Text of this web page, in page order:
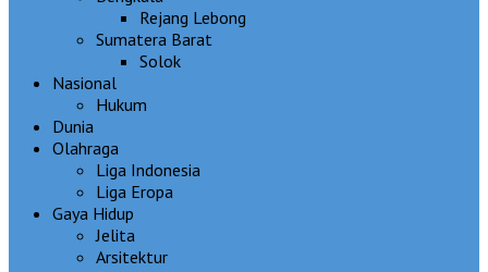
Rejang Lebong
Sumatera Barat
Solok
Nasional
Hukum
Dunia
Olahraga
Liga Indonesia
Liga Eropa
Gaya Hidup
Jelita
Arsitektur